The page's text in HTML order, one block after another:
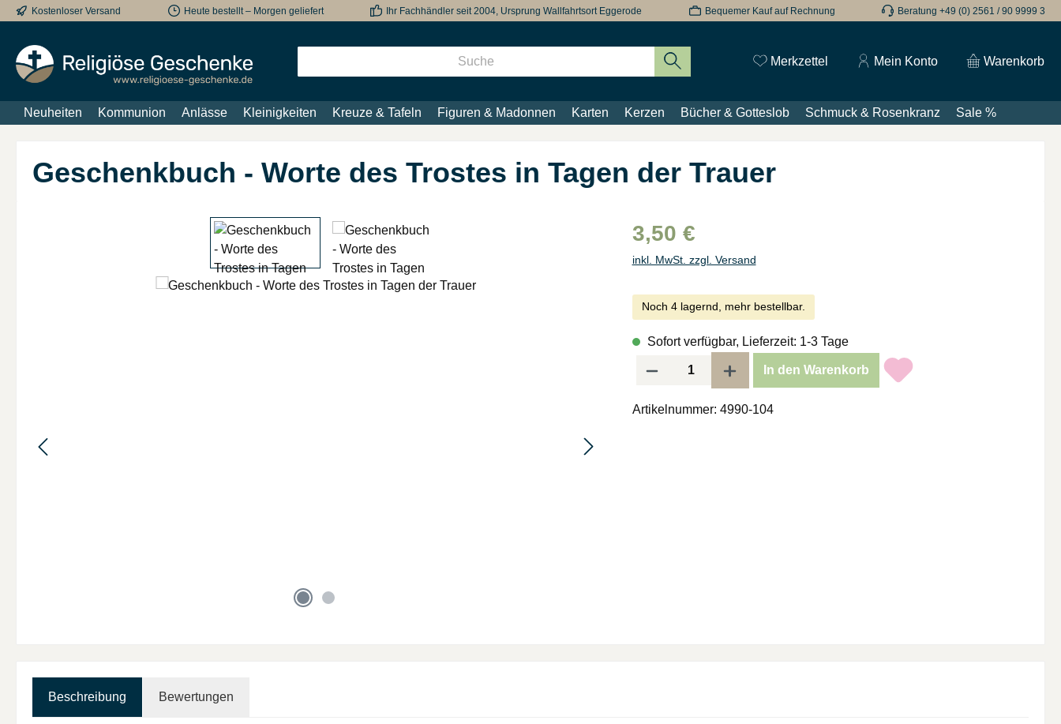
Hauptinhalt springen
Zur Suche springen
Zur Hauptnavigation springen
Kostenloser Versand Heute bestellt – Morgen geliefert Ihr Fachhändler seit 2004, Ursprung Wallfahrtsort Eggerode Bequemer Kauf auf Rechnung Beratung +49 (0) 2561 / 90 9999 3
Merkzettel Du hast 0 Produkte auf dem Merkzettel
Mein Konto Warenkorb
Neuheiten Kommunion Anlässe Kleinigkeiten Kreuze & Tafeln Figuren & Madonnen Karten Kerzen Bücher & Gotteslob Schmuck & Rosenkranz Sale %
Geschenkbuch - Worte des Trostes in Tagen der Trauer
3,50 €
inkl. MwSt. zzgl. Versand
Noch 4 lagernd, mehr bestellbar.
Sofort verfügbar, Lieferzeit: 1-3 Tage
Produkt Anzahl: Gib den gewünschten Wert ein oder benutze die Schaltflächen um
In den Warenkorb
Artikelnummer: 4990-104
Beschreibung Bewertungen